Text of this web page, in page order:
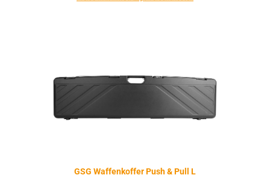
GSG Waffenkoffer Push & Pull L